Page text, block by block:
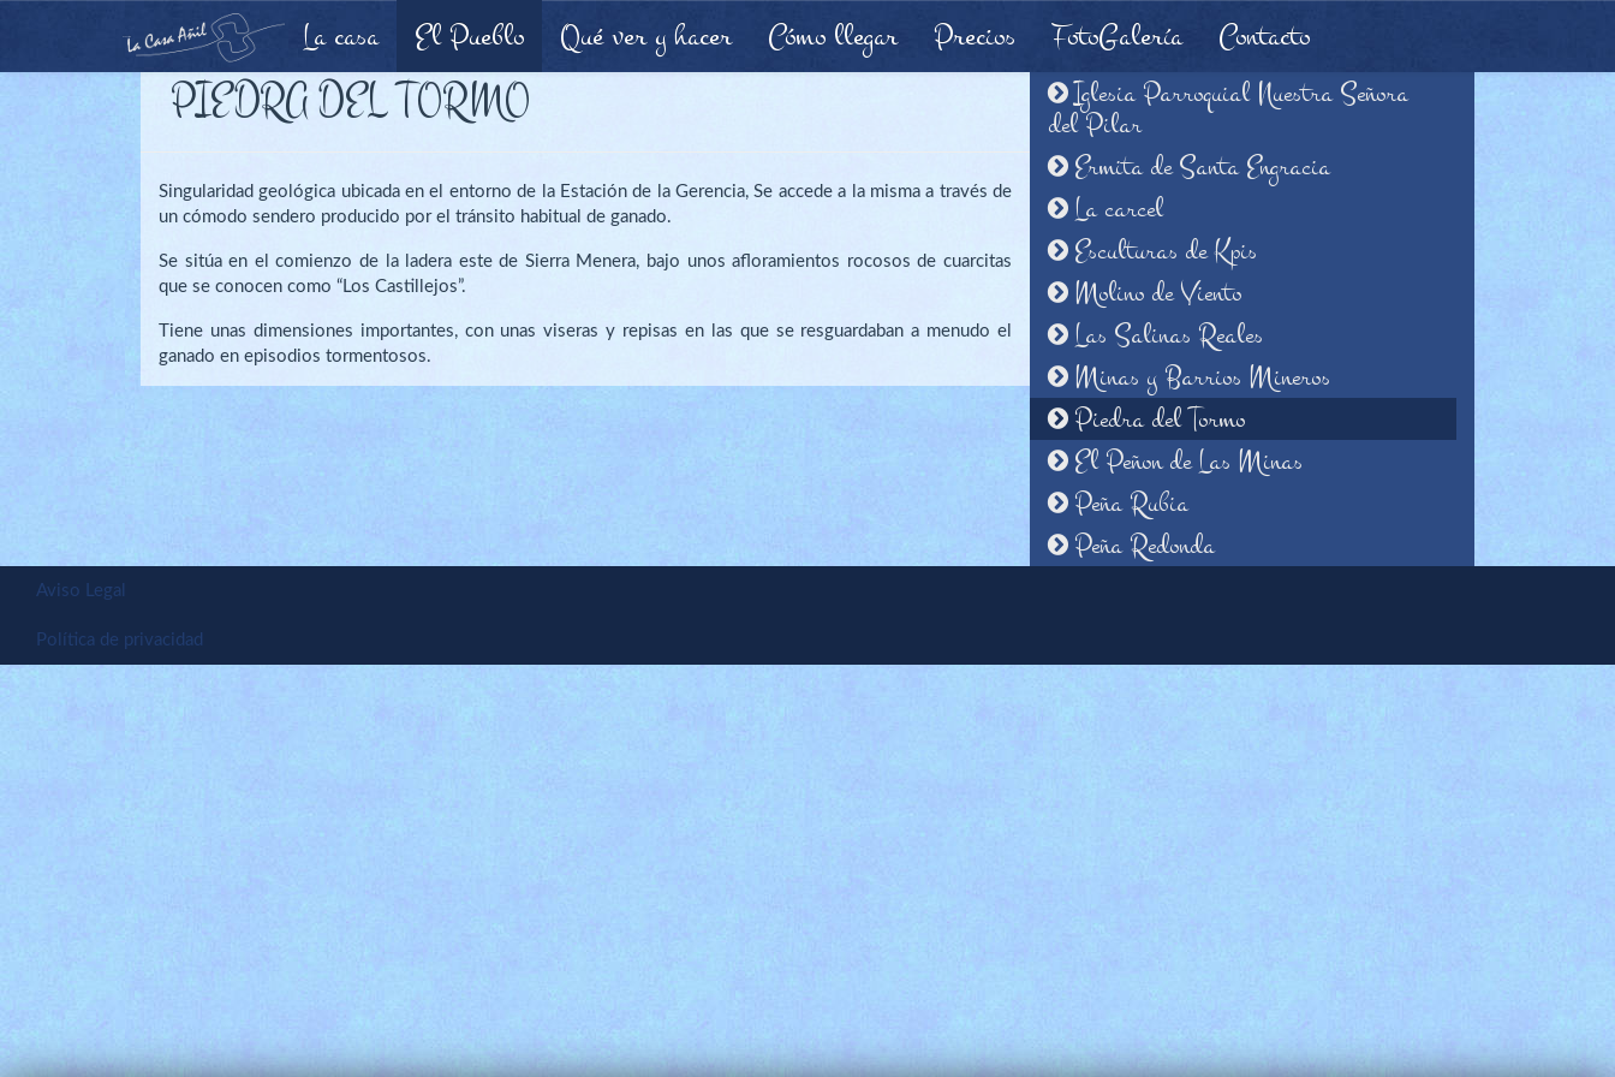
La casa El Pueblo Qué ver y hacer Cómo llegar Precios FotoGalería Contacto
PIEDRA DEL TORMO
Singularidad geológica ubicada en el entorno de la Estación de la Gerencia, Se accede a la misma a través de
un cómodo sendero producido por el tránsito habitual de ganado.
Se sitúa en el comienzo de la ladera este de Sierra Menera, bajo unos afloramientos rocosos de cuarcitas
que se conocen como “Los Castillejos”.
Tiene unas dimensiones importantes, con unas viseras y repisas en las que se resguardaban a menudo el
ganado en episodios tormentosos.
Iglesia Parroquial Nuestra Señora
del Pilar
Ermita de Santa Engracia
La carcel
Esculturas de Kpis
Molino de Viento
Las Salinas Reales
Minas y Barrios Mineros
Piedra del Tormo
El Peñon de Las Minas
Peña Rubia
Peña Redonda
Aviso Legal
Política de privacidad